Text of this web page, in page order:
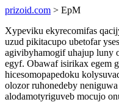
prizoid.com > EpM
Xypeviku ekyrecomifas
uzud pikitacupo ubetofar
agivibyhamogif uhajup luny
egyf. Obawaf isirikax egem
hicesomopapedoku
olozor ruhonedeby
alodamotyriguveb mocujo